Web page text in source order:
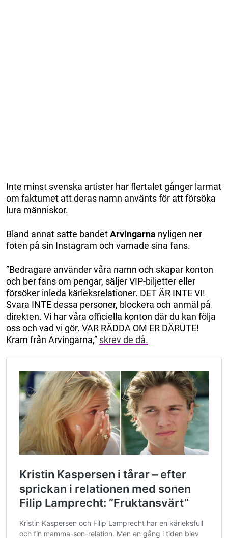
Inte minst svenska artister har flertalet gånger larmat
om faktumet att deras namn använts för att försöka
lura människor.
Bland annat satte bandetArvingarna nyligen ner
foten på sin Instagram och varnade sina fans.
”Bedragare använder våra namn och skapar konton
och ber fans om pengar, säljer VIP-biljetter eller
försöker inleda kärleksrelationer. DET ÄR INTE VI!
Svara INTE dessa personer, blockera och anmäl på
direkten. Vi har våra officiella konton där du kan följa
oss och vad vi gör. VAR RÄDDA OM ER DÄRUTE!
Kram från Arvingarna,” skrev de då.